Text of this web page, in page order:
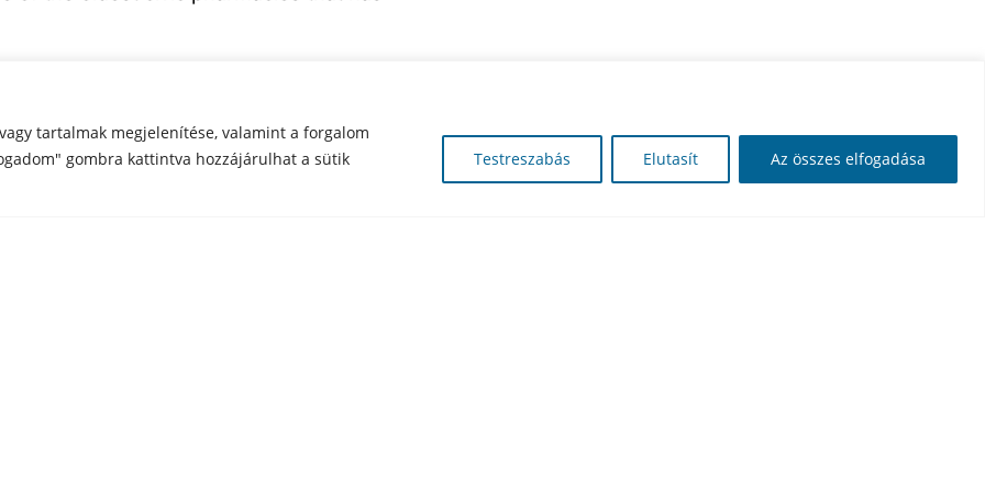
tartalmak megjelenítése, valamint a forgalom
gombra kattintva hozzájárulhat a sütik
Testreszabás Elutasít Az összes elfogadása
of the 18th century, out of the two dozen
in the local archives since as early
of the Gold Ostrich and its owner was